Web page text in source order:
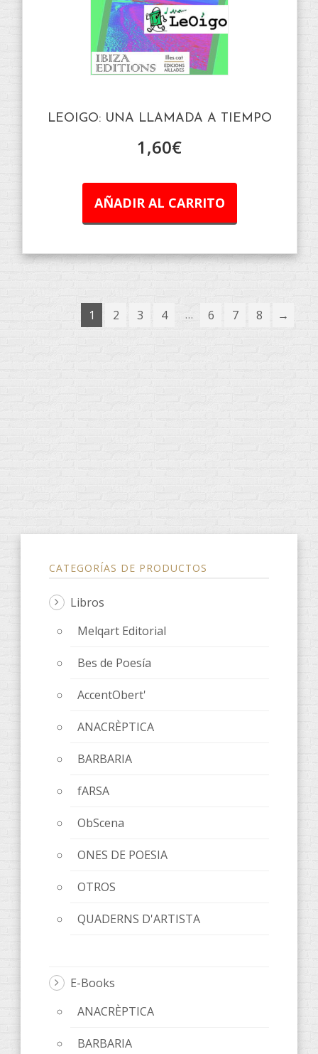
LEOIGO: UNA LLAMADA A TIEMPO
1,60€
AÑADIR AL CARRITO
1 2 3 4 … 6 7 8 →
CATEGORÍAS DE PRODUCTOS
Libros
Melqart Editorial
Bes de Poesía
AccentObert'
ANACRÈPTICA
BARBARIA
fARSA
ObScena
ONES DE POESIA
OTROS
QUADERNS D'ARTISTA
E-Books
ANACRÈPTICA
BARBARIA